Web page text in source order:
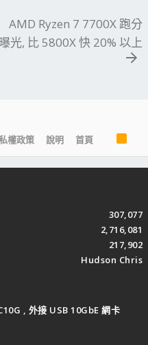
AMD Ryzen 7 7700X 跑分
曝光, 比 5800X 快 20% 以上
權政策 說明 首頁
R
S
S
307,077
2,716,081
217,902
Hudson Chris
, 外接 USB 10GbE 網卡